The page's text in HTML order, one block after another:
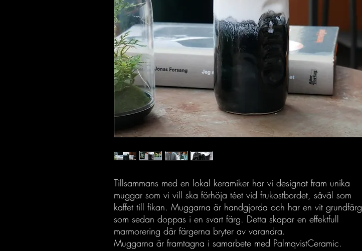
Tillsammans med en lokal keramiker har vi designat fram unika
muggar som vi vill ska förhöja téet vid frukostbordet, såväl som
kaffet till fikan. Muggarna är handgjorda och har en vit grundfärg
som sedan doppas i en svart färg. Detta skapar en effektfull
marmorering där färgerna bryter av varandra.
Muggarna är framtagna i samarbete med PalmqvistCeramic.